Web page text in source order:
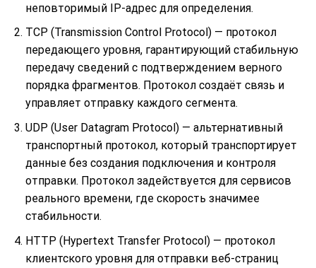
неповторимый IP-адрес для определения.
TCP (Transmission Control Protocol) — протокол
передающего уровня, гарантирующий стабильную
передачу сведений с подтверждением верного
порядка фрагментов. Протокол создаёт связь и
управляет отправку каждого сегмента.
UDP (User Datagram Protocol) — альтернативный
транспортный протокол, который транспортирует
данные без создания подключения и контроля
отправки. Протокол задействуется для сервисов
реального времени, где скорость значимее
стабильности.
HTTP (Hypertext Transfer Protocol) — протокол
клиентского уровня для отправки веб-страниц